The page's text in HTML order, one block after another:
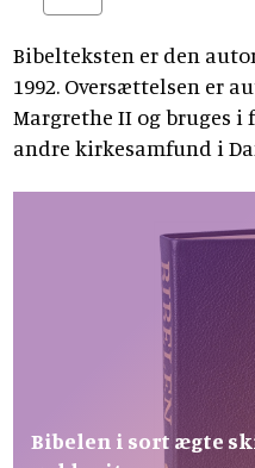
Bibelteksten er den
1992. Oversættelsen er
Margrethe II og bruges i
andre kirkesamfund i
Bibelen i sort ægte